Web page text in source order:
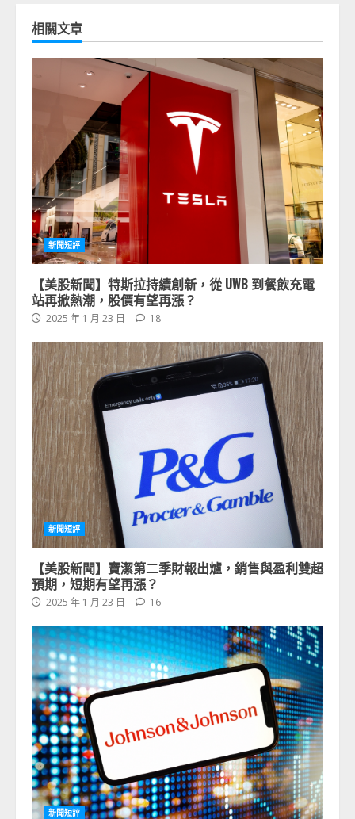
相關文章
新聞短評
【美股新聞】特斯拉持續創新，從 UWB 到餐飲充電
站再掀熱潮，股價有望再漲？
2025 年 1 月 23 日 18
新聞短評
【美股新聞】寶潔第二季財報出爐，銷售與盈利雙超
預期，短期有望再漲？
2025 年 1 月 23 日 16
新聞短評